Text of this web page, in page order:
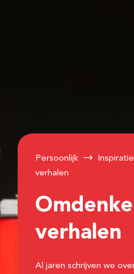
Persoonlijk Inspiratie
verhalen
verhalen
Al jaren schrijven we